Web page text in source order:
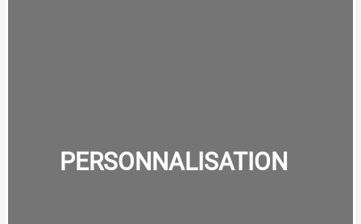
PERSONNALISATION
PERSONNALISATIONS